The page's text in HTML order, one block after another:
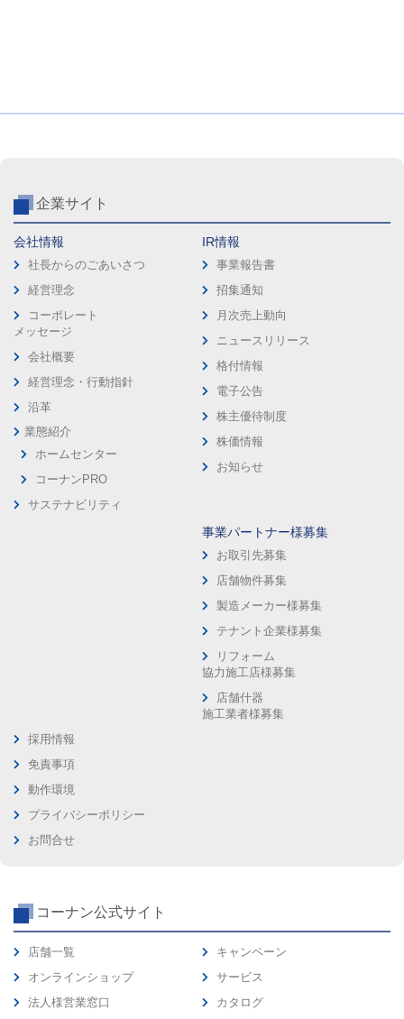
企業サイト
会社情報
社長からのごあいさつ
経営理念
コーポレート
メッセージ
会社概要
経営理念・行動指針
沿革
業態紹介
ホームセンター
コーナンPRO
サステナビリティ
IR情報
事業報告書
招集通知
月次売上動向
ニュースリリース
格付情報
電子公告
株主優待制度
株価情報
お知らせ
事業パートナー様募集
お取引先募集
店舗物件募集
製造メーカー様募集
テナント企業様募集
リフォーム
協力施工店様募集
店舗什器
施工業者様募集
採用情報
免責事項
動作環境
プライバシーポリシー
お問合せ
コーナン公式サイト
店舗一覧
オンラインショップ
法人様営業窓口
キャンペーン
サービス
カタログ